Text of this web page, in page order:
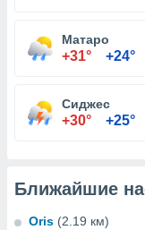
Матаро
+31° +24°
Сиджес
+30° +25°
Ближайшие
Oris (2.19 км)